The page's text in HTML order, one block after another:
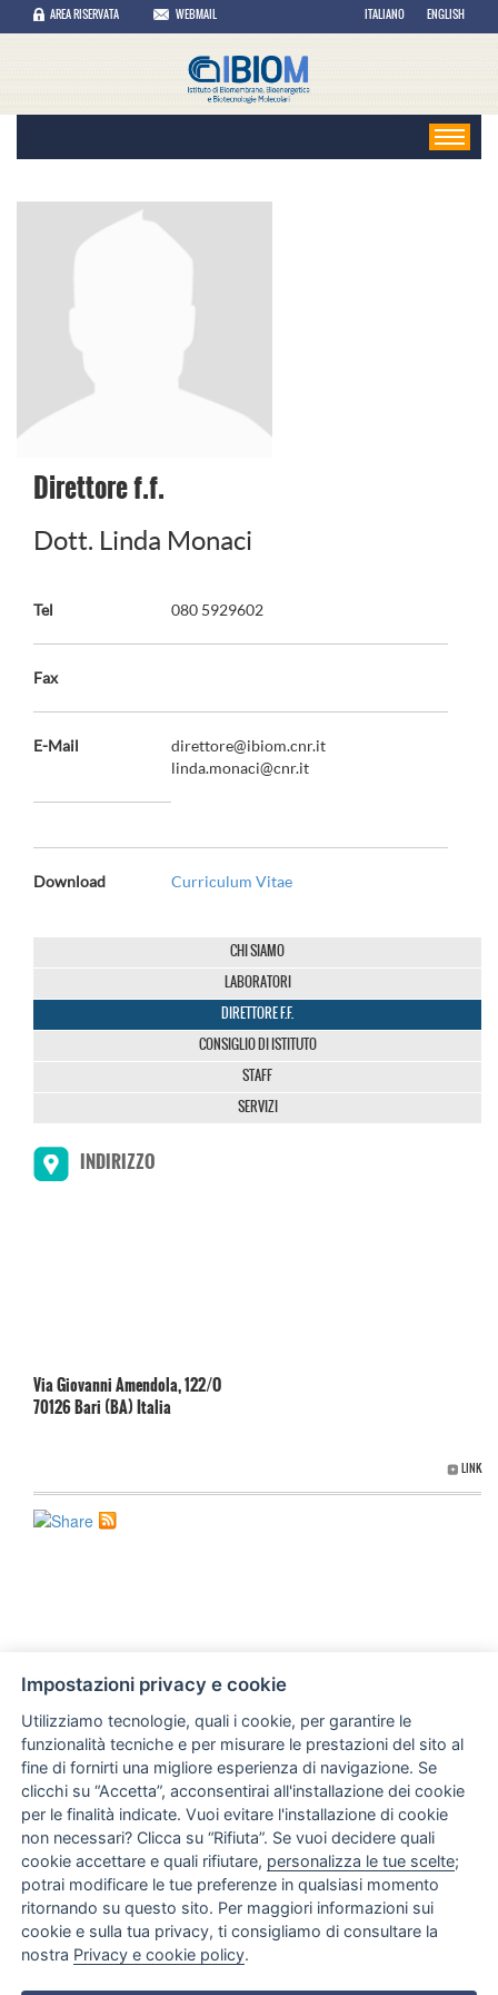
AREA RISERVATA WEBMAIL ITALIANO ENGLISH
Direttore f.f.
Dott. Linda Monaci
Tel 080 5929602
Fax
E-Mail
direttore@ibiom.cnr.it
linda.monaci@cnr.it
Download Curriculum Vitae
CHI SIAMO
LABORATORI
DIRETTORE F.F.
CONSIGLIO DI ISTITUTO
STAFF
SERVIZI
INDIRIZZO
Via Giovanni Amendola, 122/O
70126 Bari (BA) Italia
LINK
Impostazioni privacy e cookie
Utilizziamo tecnologie, quali i cookie, per garantire le
funzionalità tecniche e per misurare le prestazioni del sito al
fine di fornirti una migliore esperienza di navigazione. Se
clicchi su “Accetta”, acconsentirai all'installazione dei cookie
per le finalità indicate. Vuoi evitare l'installazione di cookie
non necessari? Clicca su “Rifiuta”. Se vuoi decidere quali
cookie accettare e quali rifiutare, personalizza le tue scelte;
potrai modificare le tue preferenze in qualsiasi momento
ritornando su questo sito. Per maggiori informazioni sui
cookie e sulla tua privacy, ti consigliamo di consultare la
nostra Privacy e cookie policy.